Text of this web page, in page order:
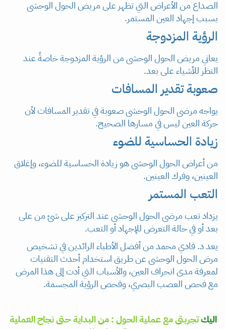
الصداع من الأعراض التي تظهر على مريض الحول الوحشى
بسبب إجهاد العين المستمر.
الرؤية المزدوجة
يعاني مريض الحول الوحشى من الرؤية المزدوجة خاصةً عند
النظر للأشياء على بعد.
صعوبة تقدير المسافات
يواجه مرضى الحول الوحشى صعوبة في تقدير المسافات لأن
حركة العين ليس في مسارها الصحيح.
زيادة الحساسية للضوء
من أعراض الحول الوحشى هو زيادة الحساسية للضوء، وإغلاق
العينين، وفرك العينين.
التعب المستمر
يزداد تعب مرضى الحول الوحشى عند التركيز على شئ من على
بعد أو في حالة التعرض للإجهاد أو التعب.
يعد د. فادي محمد من أفضل الأطباء الرائدين في تشخيص
مرض الحول الوحشى عن طريق استخدام أحدث التقنيات
لمعرفة مدى انحراف العين، والأسباب التي أدت إلى هذا المرض
مع فحص العصب البصري، وفحص الرؤية المجسمة.
اليكتجربتى مع عملية الحول : من البداية حتى نجاح العملية